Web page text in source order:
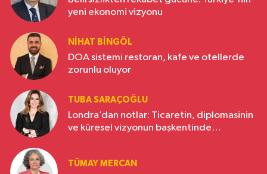
yeni ekonomi vizyonu
NIHAT BINGÖL
DOA sistemi restoran, kafe ve otellerde
zorunlu oluyor
TUBA SARAÇOĞLU
Londra’dan notlar: Ticaretin, diplomasinin
ve küresel vizyonun başkentinde
TÜMAY MERCAN